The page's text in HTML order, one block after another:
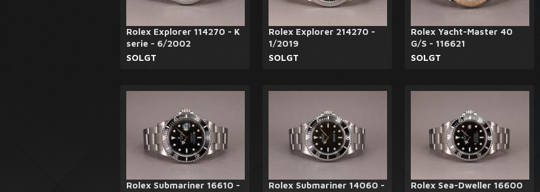
Rolex Explorer 114270 - K
serie - 6/2002
SOLGT
Rolex Explorer 214270 -
1/2019
SOLGT
Rolex Yacht-Master 40
G/S - 116621
SOLGT
Rolex Submariner 16610 - Rolex Submariner 14060 - Rolex Sea-Dweller 16600